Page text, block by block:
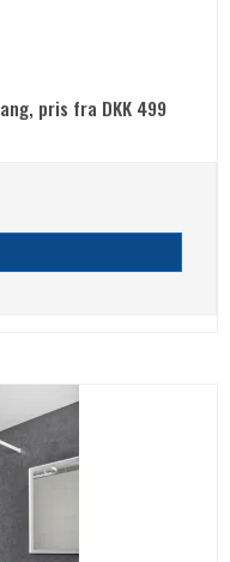
pris fra DKK 499